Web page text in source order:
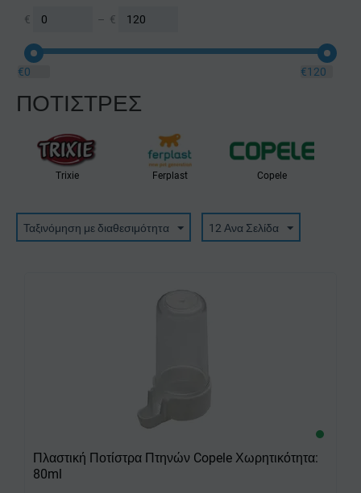
€ – €
€0 €120
ΠΟΤΙΣΤΡΕΣ
Trixie Ferplast Copele
Ταξινόμηση με διαθεσιμότητα 12 Ανα Σελίδα
Πλαστική Ποτίστρα Πτηνών Copele Χωρητικότητα:
80ml